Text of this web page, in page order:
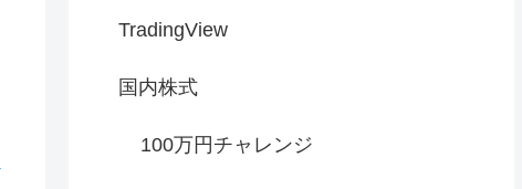
TradingView
国内株式
100万円チャレンジ